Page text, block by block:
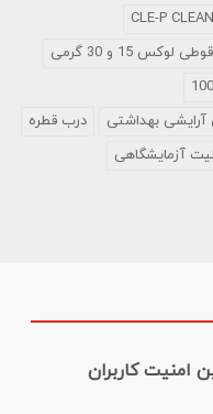
قوطی لوکس 15 و 30 گرمی
بهداشتی
درب قطره
آزمایشگاهی
امنیت کاربران